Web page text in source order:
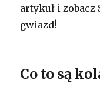
artykuł i
gwiazd!
Co to są